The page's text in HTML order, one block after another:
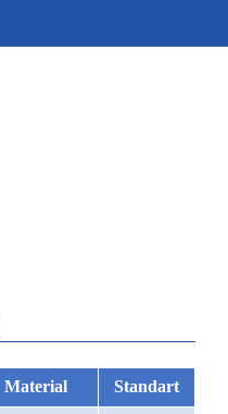
Material Standart